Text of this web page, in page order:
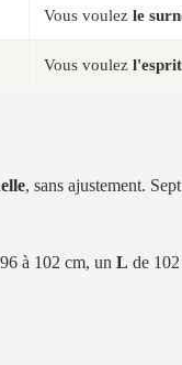
Vous voulez le
Vous voulez
, sans ajustement.
à 102 cm, un L de